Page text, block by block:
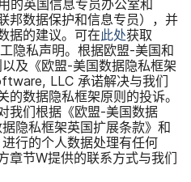
的​英国​信息​专员​办公室​和​
邦数据​保护​和​信息​专员），​并​
据​的​建议。​可​在此​处获取
隐私​声明。​根据​欧盟-美国​和​
及​《欧盟-美国​数据​隐私框​架​
, LLC 承诺​解决​与​我们​
数据​隐私框架​原则​的​投诉。​
我们​根据​《欧盟-美国​数据​
隐私框​架​英国​扩展​条款》​和​
行​的​个人​数​据​处理​有​任何​
章节W提供​的​联系​方式​与​我们​